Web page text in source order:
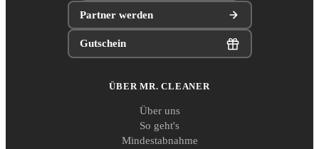
Partner werden
Gutschein
ÜBER MR. CLEANER
Über uns
So geht's
Mindestabnahme